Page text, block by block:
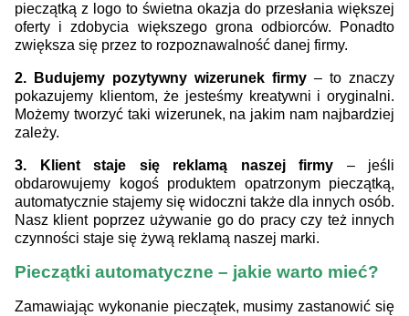
pieczątką z logo to świetna okazja do przesłania większej
oferty i zdobycia większego grona odbiorców. Ponadto
zwiększa się przez to rozpoznawalność danej firmy.
2. Budujemy pozytywny wizerunek firmy – to znaczy
pokazujemy klientom, że jesteśmy kreatywni i oryginalni.
Możemy tworzyć taki wizerunek, na jakim nam najbardziej
zależy.
3. Klient staje się reklamą naszej firmy – jeśli
obdarowujemy kogoś produktem opatrzonym pieczątką,
automatycznie stajemy się widoczni także dla innych osób.
Nasz klient poprzez używanie go do pracy czy też innych
czynności staje się żywą reklamą naszej marki.
Pieczątki automatyczne – jakie warto mieć?
Zamawiając wykonanie pieczątek, musimy zastanowić się